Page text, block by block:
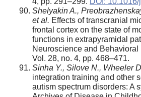
Shelyakin A.,
et al. Effects of transcranial
frontal cortex on the state of
functions in extrapyramidal
Neuroscience and Behavioral
Vol. 28, no. 4, pp. 468–471.
Sinha Y., Silove N., Wheeler
integration training and other
autism spectrum disorders: A